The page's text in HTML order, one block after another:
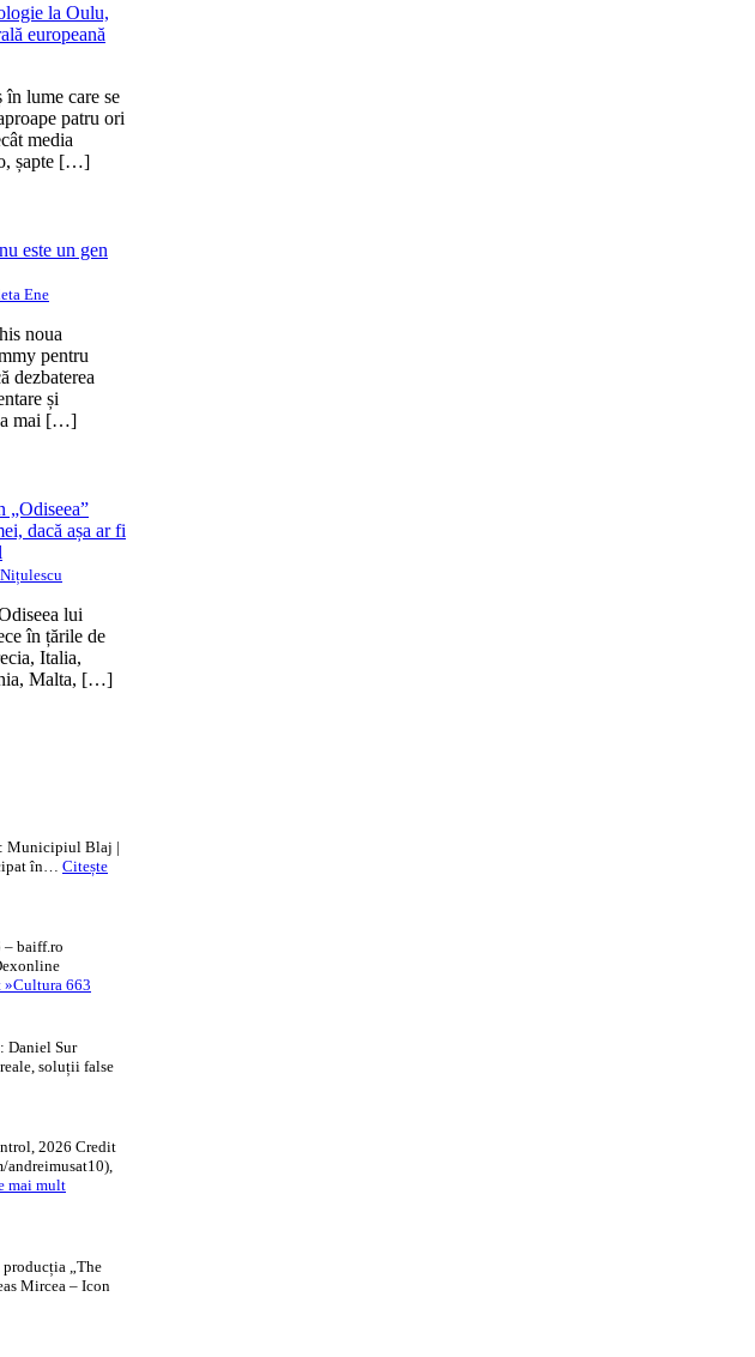
la Oulu,
europeană
în lume care se
patru ori
media
șapte […]
este un gen
Ene
noua
pentru
dezbaterea
și
mai […]
„Odiseea”
dacă așa ar fi
lui
în țările de
Italia,
Malta, […]
Municipiul Blaj |
în… Citește
– baiff.ro
»Cultura 663
Daniel Sur
soluții false
2026 Credit
andreimusat10),
mai mult
„The
Mircea – Icon